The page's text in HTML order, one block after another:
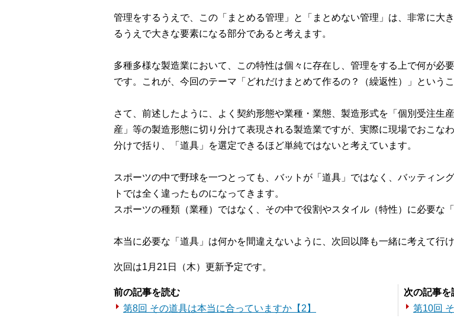
管理をするうえで、この「まとめる管理」と「まとめない管理」は、非常に大
るうえで大きな要素になる部分であると考えます。
多種多様な製造業において、この特性は個々に存在し、管理をする上で何が必
です。これが、今回のテーマ「どれだけまとめて作るの？（繰返性）」というこ
さて、前述したように、よく契約形態や業種・業態、製造形式を「個別受注生
産」等の製造形態に切り分けて表現される製造業ですが、実際に現場でおこな
分けで括り、「道具」を選定できるほど単純ではないと考えています。
スポーツの中で野球を一つとっても、バットが「道具」ではなく、バッティン
トでは全く違ったものになってきます。
スポーツの種類（業種）ではなく、その中で役割やスタイル（特性）に必要な
本当に必要な「道具」は何かを間違えないように、次回以降も一緒に考えて行け
次回は1月21日（木）更新予定です。
前の記事を読む
第8回 その道具は本当に合っていますか【2】
次の記事を
第10回